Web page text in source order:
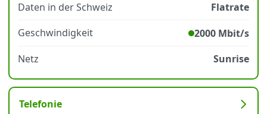
Daten in der Schweiz
Flatrate
Geschwindigkeit
2000 Mbit/s
Netz
Sunrise
Telefonie